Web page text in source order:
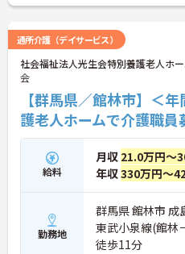
通所介護（デイサービス）
社会福祉法人光生会特別養護老人ホ
会
【群馬県／館林市】＜
護老人ホームで介護職員
給料
月収 21.0万円～
年収330万円～
勤務地
群馬県 館林市
東武小泉線(館林
徒歩11分